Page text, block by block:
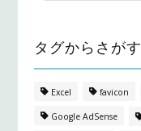
タグからさがす
Excel favicon
Google AdSense